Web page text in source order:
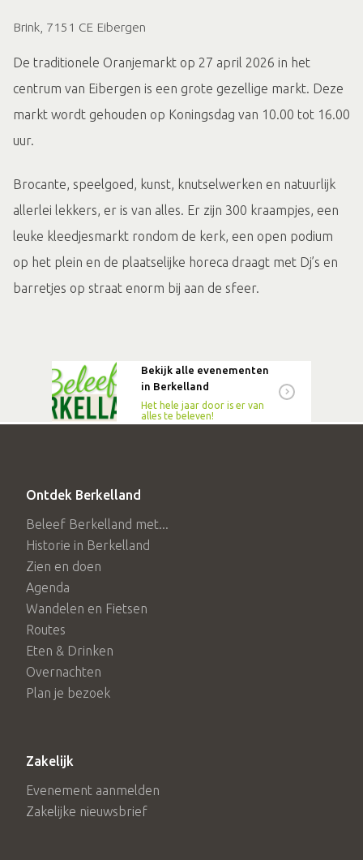
Brink, 7151 CE Eibergen
De traditionele Oranjemarkt op 27 april 2026 in het
centrum van Eibergen is een grote gezellige markt. Deze
markt wordt gehouden op Koningsdag van 10.00 tot 16.00
uur.
Brocante, speelgoed, kunst, knutselwerken en natuurlijk
allerlei lekkers, er is van alles. Er zijn 300 kraampjes, een
leuke kleedjesmarkt rondom de kerk, een open podium
op het plein en de plaatselijke horeca draagt met Dj’s en
barretjes op straat enorm bij aan de sfeer.
Bekijk alle evenementen
in Berkelland
Het hele jaar door is er van
alles te beleven!
Ontdek Berkelland
Beleef Berkelland met...
Historie in Berkelland
Zien en doen
Agenda
Wandelen en Fietsen
Routes
Eten & Drinken
Overnachten
Plan je bezoek
Zakelijk
Evenement aanmelden
Zakelijke nieuwsbrief